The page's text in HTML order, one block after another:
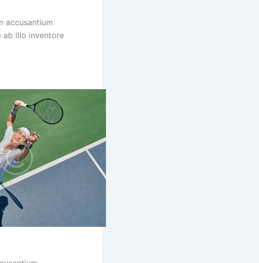
accusantium
ab illo inventore